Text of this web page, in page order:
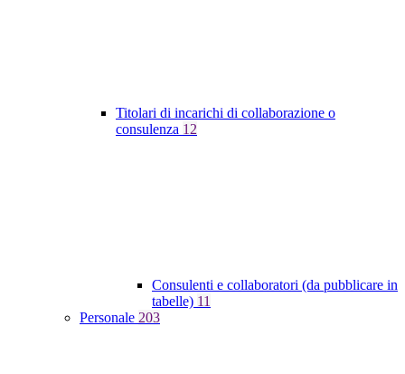
Titolari di incarichi di collaborazione o
consulenza 12
Consulenti e collaboratori (da pubblicare in
tabelle) 11
Personale 203